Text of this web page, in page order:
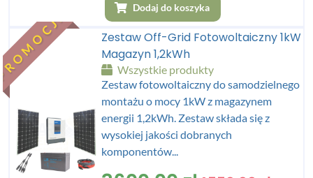
Dodaj do koszyka
Zestaw Off-Grid Fotowoltaiczny 1kW
Magazyn 1,2kWh
Wszystkie produkty
Zestaw fotowoltaiczny do samodzielnego
montażu o mocy 1kW z magazynem
energii 1,2kWh. Zestaw składa się z
wysokiej jakości dobranych
komponentów...